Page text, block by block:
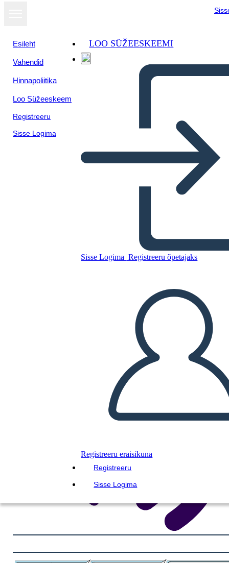
Esileht
Vahendid
Hinnapoliitika
Loo Süžeeskeem
Registreeru
Sisse Logima
LOO SÜŽEESKEEMI
Sisse Logima Registreeru õpetajaks
Registreeru eraisikuna
Registreeru
Sisse Logima
ESITA SLAIDIESITLUST
LOE MULLE
Kuva
slaidiseansina